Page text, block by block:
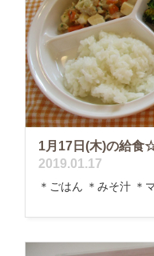
1月17日(木)の給食
2019.01.17
＊ごはん ＊みそ汁 ＊